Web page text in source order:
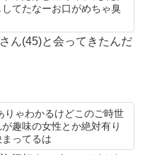
てたなーお口がめちゃ臭
ん(45)と会ってきたんだ
りゃわかるけどこのご時世
趣味の女性とか絶対有り
ってるは